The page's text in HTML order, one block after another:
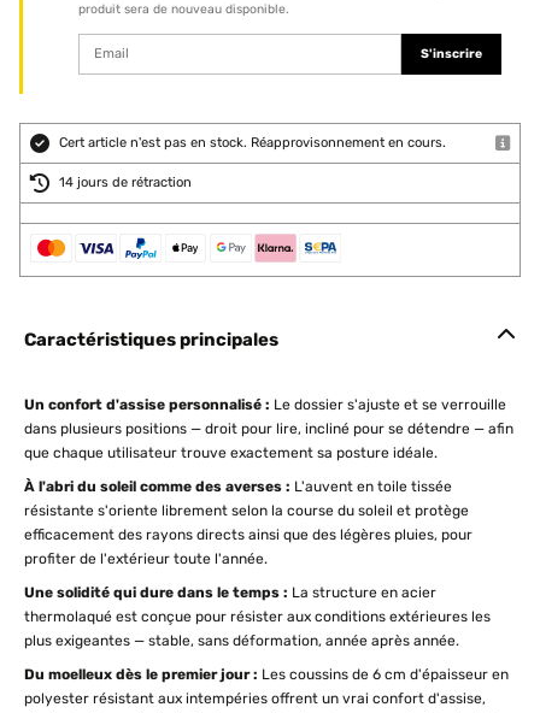
produit sera de nouveau disponible.
S'inscrire
Cert article n'est pas en stock. Réapprovisonnement en cours.
14 jours de rétraction
Caractéristiques principales
Un confort d'assise personnalisé : Le dossier s'ajuste et se verrouille
dans plusieurs positions — droit pour lire, incliné pour se détendre — afin
que chaque utilisateur trouve exactement sa posture idéale.
À l'abri du soleil comme des averses : L'auvent en toile tissée
résistante s'oriente librement selon la course du soleil et protège
efficacement des rayons directs ainsi que des légères pluies, pour
profiter de l'extérieur toute l'année.
Une solidité qui dure dans le temps : La structure en acier
thermolaqué est conçue pour résister aux conditions extérieures les
plus exigeantes — stable, sans déformation, année après année.
Du moelleux dès le premier jour : Les coussins de 6 cm d'épaisseur en
polyester résistant aux intempéries offrent un vrai confort d'assise,